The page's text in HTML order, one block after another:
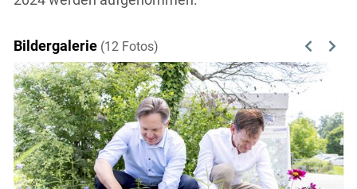
Bildergalerie (12 Fotos) Previous
Next